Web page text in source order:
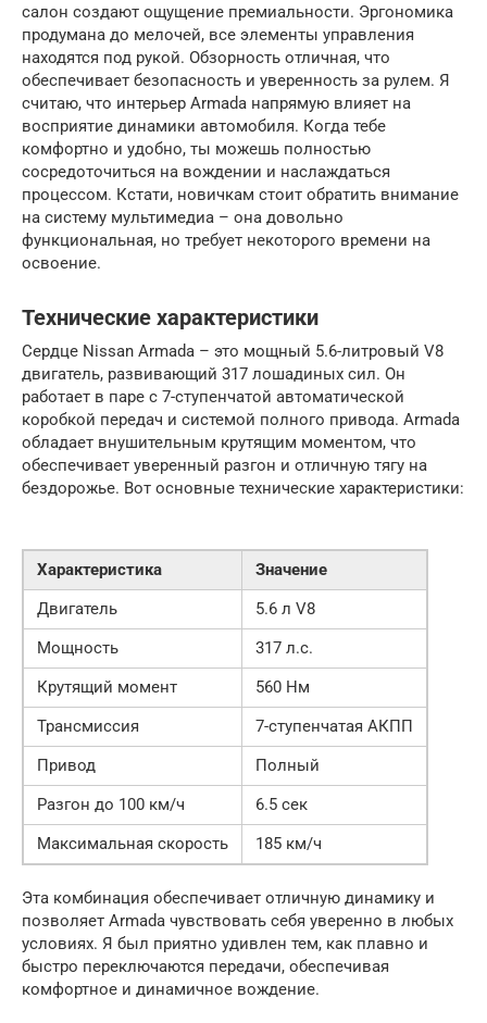
салон создают ощущение премиальности. Эргономика
продумана до мелочей, все элементы управления
находятся под рукой. Обзорность отличная, что
обеспечивает безопасность и уверенность за рулем. Я
считаю, что интерьер Armada напрямую влияет на
восприятие динамики автомобиля. Когда тебе
комфортно и удобно, ты можешь полностью
сосредоточиться на вождении и наслаждаться
процессом. Кстати, новичкам стоит обратить внимание
на систему мультимедиа – она довольно
функциональная, но требует некоторого времени на
освоение.
Технические характеристики
Сердце Nissan Armada – это мощный 5.6-литровый V8
двигатель, развивающий 317 лошадиных сил. Он
работает в паре с 7-ступенчатой автоматической
коробкой передач и системой полного привода. Armada
обладает внушительным крутящим моментом, что
обеспечивает уверенный разгон и отличную тягу на
бездорожье. Вот основные технические характеристики:
Характеристика
Значение
Двигатель
5.6 л V8
Мощность
317 л.с.
Крутящий момент
560 Нм
Трансмиссия
7-ступенчатая АКПП
Привод
Полный
Разгон до 100 км/ч
6.5 сек
Максимальная скорость
185 км/ч
Эта комбинация обеспечивает отличную динамику и
позволяет Armada чувствовать себя уверенно в любых
условиях. Я был приятно удивлен тем, как плавно и
быстро переключаются передачи, обеспечивая
комфортное и динамичное вождение.